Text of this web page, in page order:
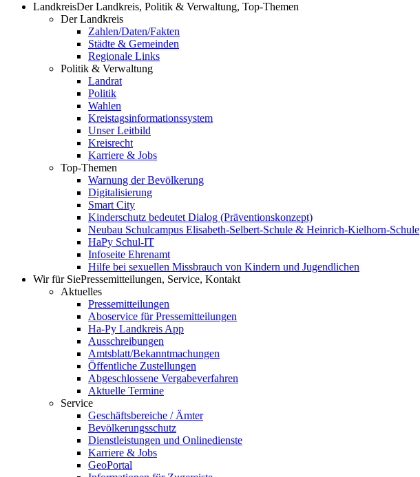
LandkreisDer Landkreis, Politik & Verwaltung, Top-Themen
Der Landkreis
Zahlen/Daten/Fakten
Städte & Gemeinden
Regionale Links
Politik & Verwaltung
Landrat
Politik
Wahlen
Kreistagsinformationssystem
Unser Leitbild
Kreisrecht
Karriere & Jobs
Top-Themen
Warnung der Bevölkerung
Digitalisierung
Smart City
Kinderschutz bedeutet Dialog (Präventionskonzept)
Neubau Schulcampus Elisabeth-Selbert-Schule & Heinrich-Kielhorn-Schule
HaPy Schul-IT
Infoseite Ehrenamt
Hilfe bei sexuellen Missbrauch von Kindern und Jugendlichen
Wir für SiePressemitteilungen, Service, Kontakt
Aktuelles
Pressemitteilungen
Aboservice für Pressemitteilungen
Ha-Py Landkreis App
Ausschreibungen
Amtsblatt/Bekanntmachungen
Öffentliche Zustellungen
Abgeschlossene Vergabeverfahren
Aktuelle Termine
Service
Geschäftsbereiche / Ämter
Bevölkerungsschutz
Dienstleistungen und Onlinedienste
Karriere & Jobs
GeoPortal